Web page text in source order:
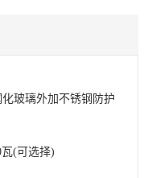
玻璃外加不锈钢防护
(可选择)